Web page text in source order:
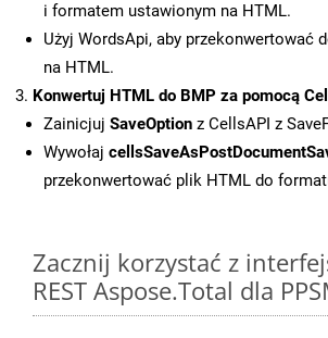
i formatem ustawionym na HTML.
Użyj WordsApi, aby przekonwertować
na HTML.
Konwertuj HTML do BMP za pomocą
Zainicjuj SaveOption z CellsAPI z
Wywołaj
przekonwertować plik HTML do
Zacznij korzystać z
REST Aspose.Total dla